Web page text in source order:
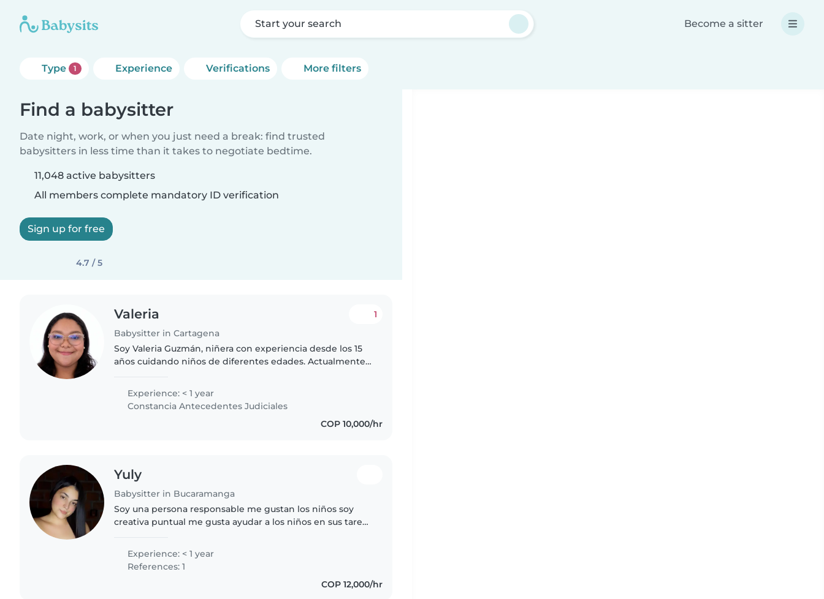
Start your search Become a sitter
Type 1 Experience Verifications More filters
Find a babysitter
Date night, work, or when you just need a break: find trusted
babysitters in less time than it takes to negotiate bedtime.
11,048 active babysitters
All members complete mandatory ID verification
Sign up for free
4.7 / 5
Valeria
Babysitter in Cartagena
1
Soy Valeria Guzmán, niñera con experiencia desde los 15
años cuidando niños de diferentes edades. Actualmente
permitido fortalecer..
Experience: < 1 year
Constancia Antecedentes Judiciales
COP 10,000/hr
Yuly
Babysitter in Bucaramanga
Soy una persona responsable me gustan los niños soy
creativa puntual me gusta ayudar a los niños en sus tareas
Experience: < 1 year
References: 1
COP 12,000/hr